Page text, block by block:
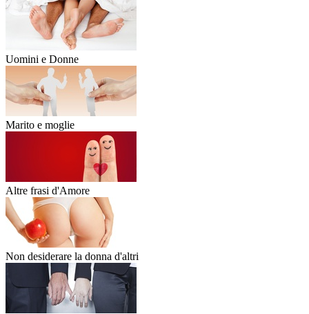
Uomini e Donne
Marito e moglie
Altre frasi d'Amore
Non desiderare la donna d'altri